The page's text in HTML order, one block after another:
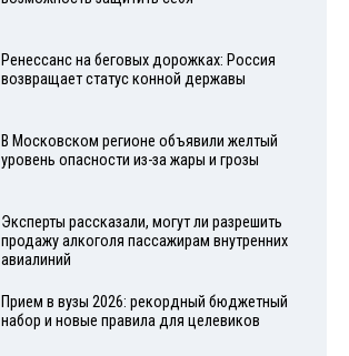
Ренессанс на беговых дорожках: Россия
возвращает статус конной державы
В Московском регионе объявили желтый
уровень опасности из-за жары и грозы
Эксперты рассказали, могут ли разрешить
продажу алкоголя пассажирам внутренних
авиалиний
Прием в вузы 2026: рекордный бюджетный
набор и новые правила для целевиков